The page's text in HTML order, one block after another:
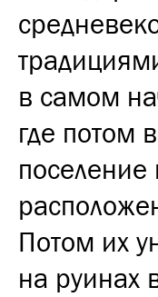
в самом
где потом
Потом их
на руинах